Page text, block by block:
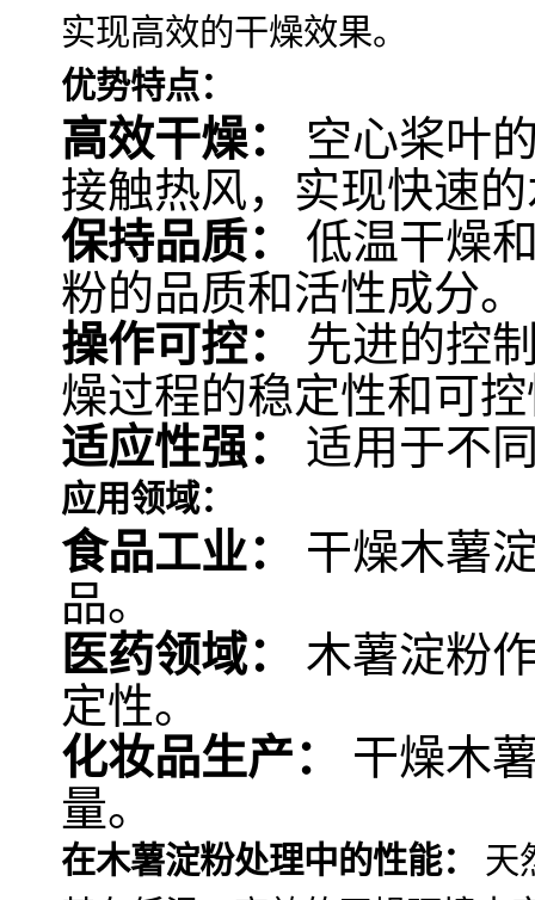
实现高效的干燥效果。
优势特点：
高效干燥：
空心桨叶
接触热风，实现快速
保持品质：
低温干燥
粉的品质和活性成分。
操作可控：
先进的控
燥过程的稳定性和可
适应性强：
适用于不
应用领域：
食品工业：
干燥木薯
品。
医药领域：
木薯淀粉
定性。
化妆品生产：
干燥木
量。
在木薯淀粉处理中的性能：
天